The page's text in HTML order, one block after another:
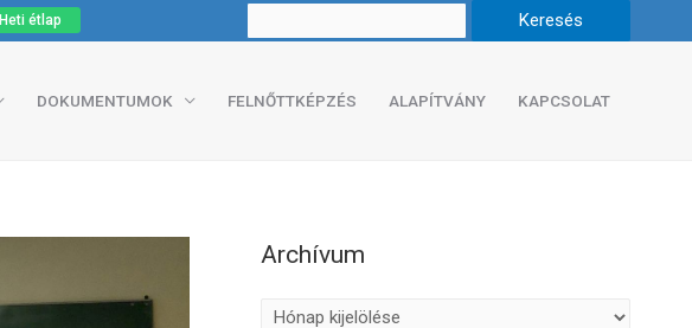
Heti étlap
DOKUMENTUMOK FELNŐTTKÉPZÉS ALAPÍTVÁNY KAPCSOLAT
Archívum